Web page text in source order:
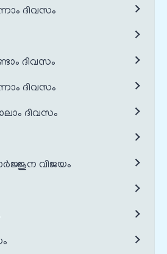
ദിവസം
ദിവസം
ദിവസം
ദിവസം
വിജയം